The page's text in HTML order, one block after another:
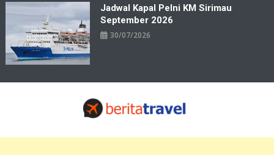
Jadwal Kapal Pelni KM Sirimau
September 2026
30/07/2026
Travelbiz